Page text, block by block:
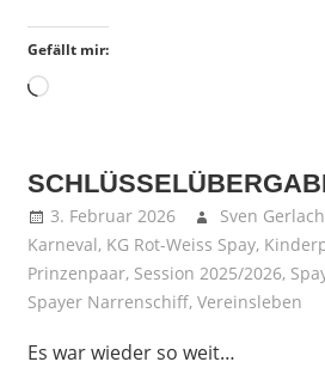
Gefällt mir:
Wird
3. Februar 2026 Sven Gerlach
Karneval, KG Rot-Weiss Spay,
Prinzenpaar, Session 2025/2026,
Spayer Narrenschiff, Vereinsleben
Es war wieder so weit…